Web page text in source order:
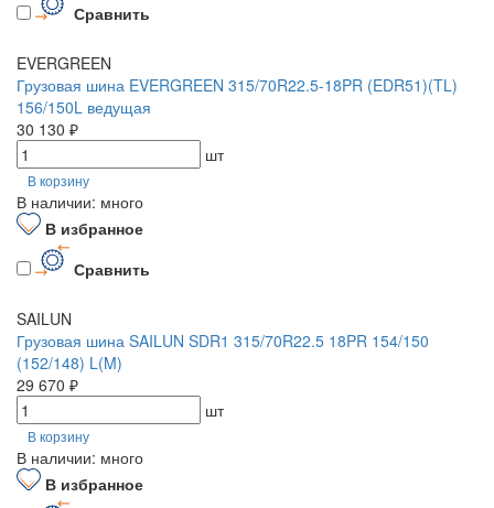
Сравнить
EVERGREEN
Грузовая шина EVERGREEN 315/70R22.5-18PR (EDR51)(TL)
156/150L ведущая
30 130 ₽
шт
В корзину
В наличии: много
В избранное
Сравнить
SAILUN
Грузовая шина SAILUN SDR1 315/70R22.5 18PR 154/150
(152/148) L(M)
29 670 ₽
шт
В корзину
В наличии: много
В избранное